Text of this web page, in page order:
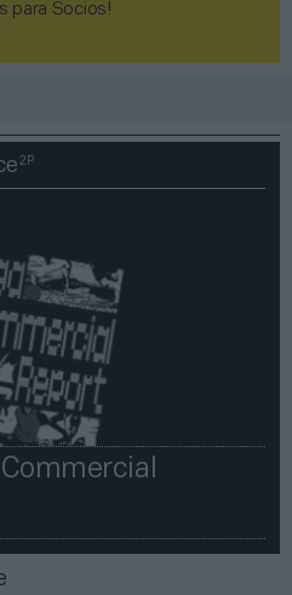
para Socios!​​​​​​​
2P